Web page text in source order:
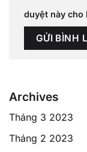
duyệt này cho
Archives
Tháng 3 2023
Tháng 2 2023